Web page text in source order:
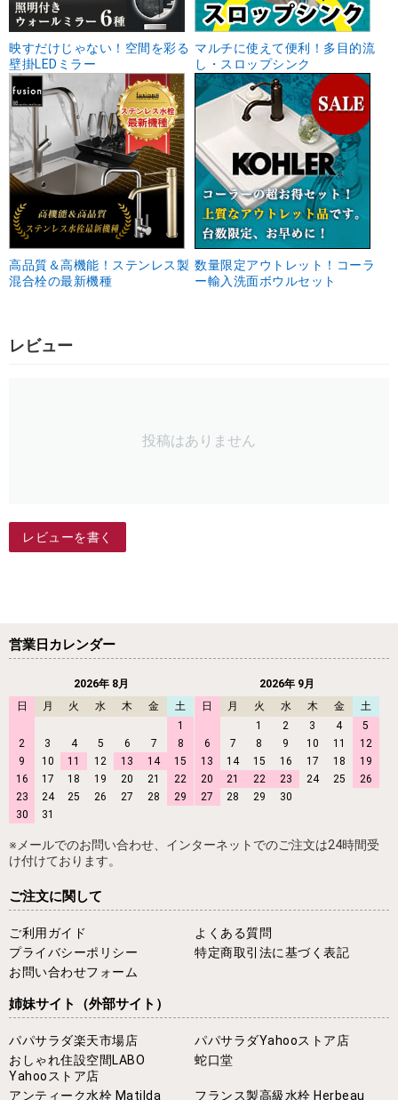
映すだけじゃない！空間を彩る
壁掛LEDミラー
マルチに使えて便利！多目的流
し・スロップシンク
高品質＆高機能！ステンレス製
混合栓の最新機種
数量限定アウトレット！コーラ
ー輸入洗面ボウルセット
レビュー
投稿はありません
レビューを書く
営業日カレンダー
2026年 8月
日
月 火 水 木 金
土
1
2
3 4 5 6 7
8
9
10 11 12 13 14
15
16
17 18 19 20 21
22
23
24 25 26 27 28
29
30
31
2026年 9月
日
月 火 水 木 金
土
1
2 3 4
5
6
7 8 9 10 11
12
13
14 15 16 17 18
19
20
21 22 23 24 25
26
27
28 29 30
※メールでのお問い合わせ、インターネットでのご注文は24時間受
け付けております。
ご注文に関して
ご利用ガイド
よくある質問
プライバシーポリシー
特定商取引法に基づく表記
お問い合わせフォーム
姉妹サイト （外部サイト）
パパサラダ楽天市場店
パパサラダYahooストア店
おしゃれ住設空間LABO
Yahooストア店
蛇口堂
アンティーク水栓 Matilda フランス製高級水栓 Herbeau